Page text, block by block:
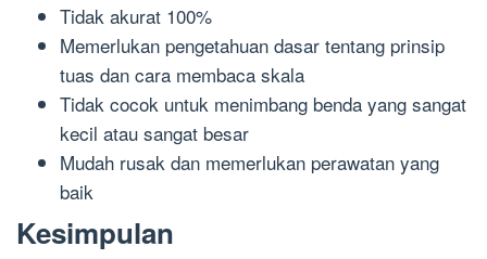
Tidak akurat 100%
Memerlukan pengetahuan dasar tentang prinsip
tuas dan cara membaca skala
Tidak cocok untuk menimbang benda yang sangat
kecil atau sangat besar
Mudah rusak dan memerlukan perawatan yang
baik
Kesimpulan